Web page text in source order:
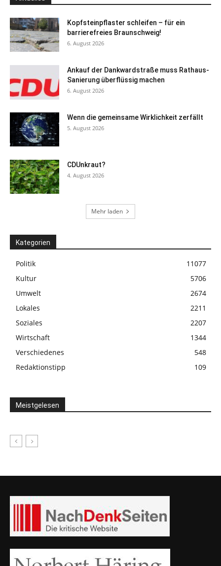
Kopfsteinpflaster schleifen – für ein
barrierefreies Braunschweig!
6. August 2026
Ankauf der Dankwardstraße muss Rathaus-
Sanierung überflüssig machen
6. August 2026
Wenn die gemeinsame Wirklichkeit zerfällt
5. August 2026
CDUnkraut?
4. August 2026
Mehr laden
Kategorien
Politik
11077
Kultur
5706
Umwelt
2674
Lokales
2211
Soziales
2207
Wirtschaft
1344
Verschiedenes
548
Redaktionstipp
109
Meistgelesen